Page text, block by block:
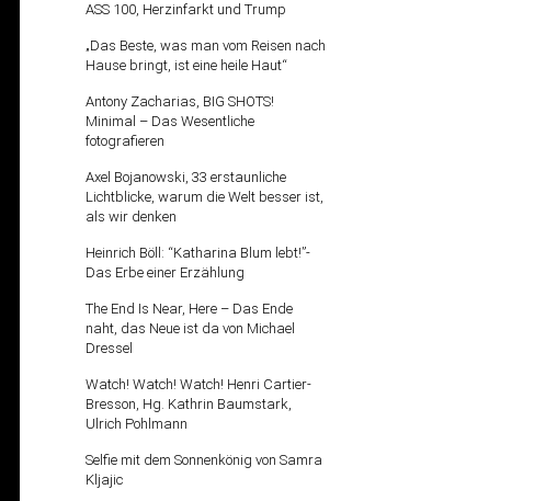
ASS 100, Herzinfarkt und Trump
„Das Beste, was man vom Reisen nach
Hause bringt, ist eine heile Haut“
Antony Zacharias, BIG SHOTS!
Minimal – Das Wesentliche
fotografieren
Axel Bojanowski, 33 erstaunliche
Lichtblicke, warum die Welt besser ist,
als wir denken
Heinrich Böll: “Katharina Blum lebt!”-
Das Erbe einer Erzählung
The End Is Near, Here – Das Ende
naht, das Neue ist da von Michael
Dressel
Watch! Watch! Watch! Henri Cartier-
Bresson, Hg. Kathrin Baumstark,
Ulrich Pohlmann
Selfie mit dem Sonnenkönig von Samra
Kljajic